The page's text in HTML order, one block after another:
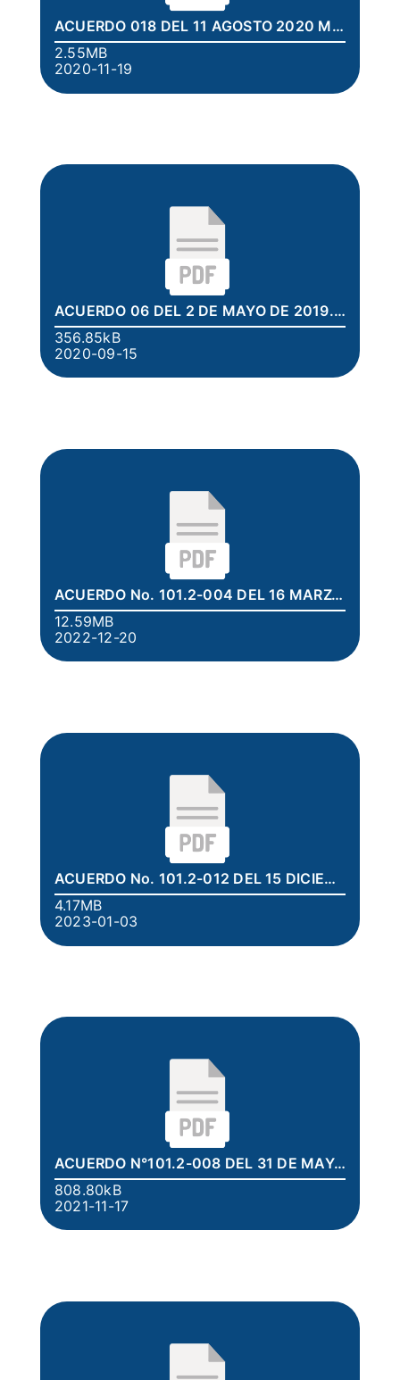
ACUERDO 018 DEL 11 AGOSTO 2020 MANUAL CONTROL INTERNO.pdf
2.55MB
2020-11-19
ACUERDO 06 DEL 2 DE MAYO DE 2019.pdf
356.85kB
2020-09-15
ACUERDO No. 101.2-004 DEL 16 MARZO 2022.pdf
12.59MB
2022-12-20
ACUERDO No. 101.2-012 DEL 15 DICIEMBRE 2022.pdf
4.17MB
2023-01-03
ACUERDO N°101.2-008 DEL 31 DE MAYO DE 2021.pdf
808.80kB
2021-11-17